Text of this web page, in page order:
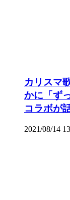
カリスマ
かに「ず
コラボが
2021/08/14